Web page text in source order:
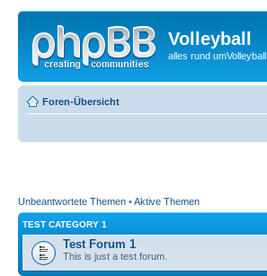
Volleyball
alles rund umVolleyball
Foren-Übersicht
Unbeantwortete Themen •Aktive Themen
TEST CATEGORY 1
Test Forum 1
This is just a test forum.